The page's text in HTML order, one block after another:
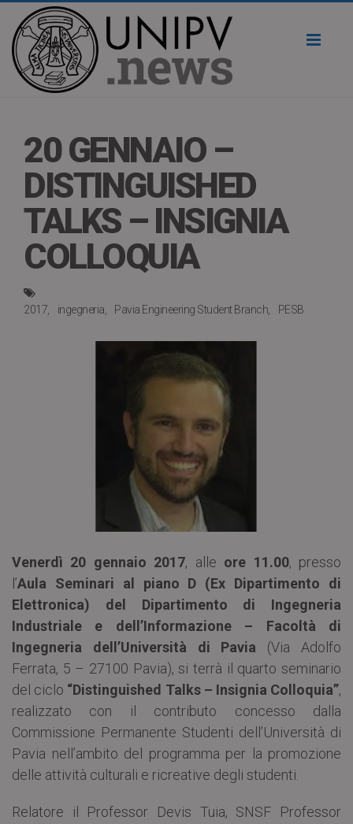
20 GENNAIO –
DISTINGUISHED
TALKS – INSIGNIA
COLLOQUIA
2017 ingegneria Pavia Engineering Student Branch PESB
Venerdì 20 gennaio 2017, alle ore 11.00, presso
l’Aula Seminari al piano D (Ex Dipartimento di
Elettronica) del Dipartimento di Ingegneria
Industriale e dell’Informazione – Facoltà di
Ingegneria dell’Università di Pavia (Via Adolfo
Ferrata, 5 – 27100 Pavia), si terrà il quarto seminario
del ciclo “Distinguished Talks – Insignia Colloquia”,
realizzato con il contributo concesso dalla
Commissione Permanente Studenti dell’Università di
Pavia nell’ambito del programma per la promozione
delle attività culturali e ricreative degli studenti.
Relatore il Professor Devis Tuia, SNSF Professor